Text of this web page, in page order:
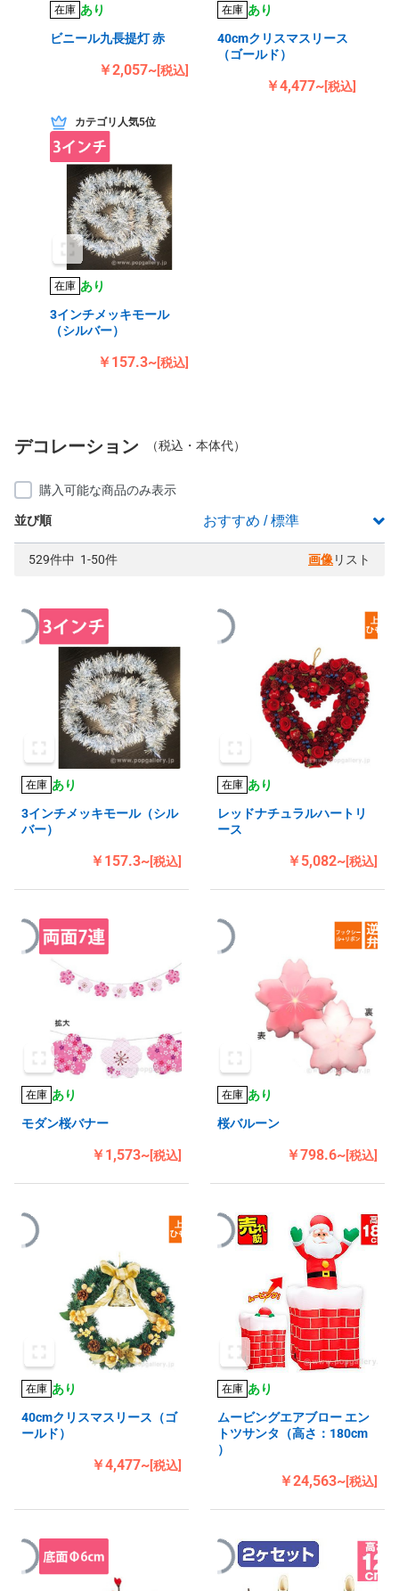
在庫 あり
ビニール九長提灯 赤
￥2,057~[税込]
在庫 あり
40cmクリスマスリース
（ゴールド）
￥4,477~[税込]
カテゴリ人気5位
在庫 あり
3インチメッキモール
（シルバー）
￥157.3~[税込]
デコレーション （税込・本体代）
購入可能な商品のみ表示
並び順
529件中 1-50件 画像 リスト
在庫 あり
3インチメッキモール（シル
バー）
￥157.3~[税込]
在庫 あり
レッドナチュラルハートリ
ース
￥5,082~[税込]
在庫 あり
モダン桜バナー
￥1,573~[税込]
在庫 あり
桜バルーン
￥798.6~[税込]
在庫 あり
40cmクリスマスリース（ゴ
ールド）
￥4,477~[税込]
在庫 あり
ムービングエアブロー エン
トツサンタ（高さ：180cm
）
￥24,563~[税込]